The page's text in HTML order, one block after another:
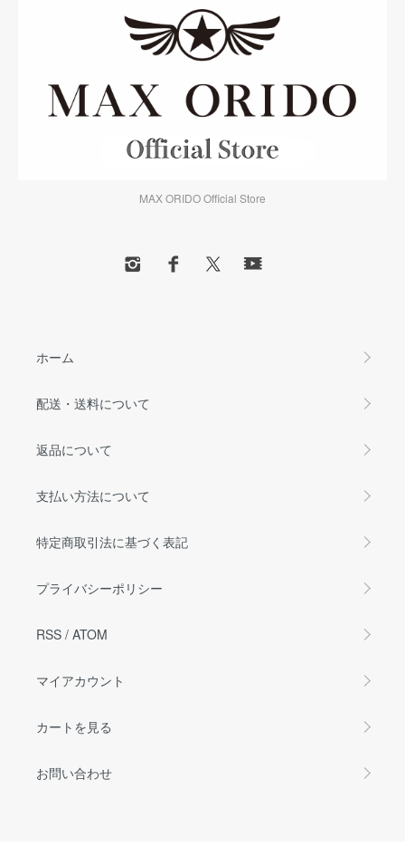
MAX ORIDO Official Store
ホーム
配送・送料について
返品について
支払い方法について
特定商取引法に基づく表記
プライバシーポリシー
RSS / ATOM
マイアカウント
カートを見る
お問い合わせ